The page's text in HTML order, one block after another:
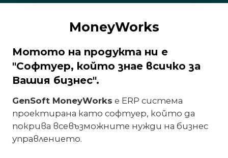
MoneyWorks
Мотото на продукта ни е
"Софтуер, който знае всичко за
Вашия бизнес".
GenSoft MoneyWorks е ERP система
проектирана като софтуер, който да
покрива всевъзможните нужди на бизнес
управлението.